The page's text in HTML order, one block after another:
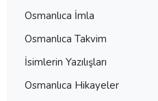
Osmanlıca İmla
Osmanlıca Takvim
İsimlerin Yazılışları
Osmanlıca Hikayeler